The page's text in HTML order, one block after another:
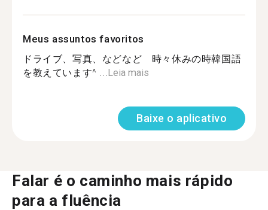
Meus assuntos favoritos
ドライブ、写真、などなど 時々休みの時韓国語
を教えています^ ... Leia mais
Baixe o aplicativo
Falar é o caminho mais rápido
para a fluência